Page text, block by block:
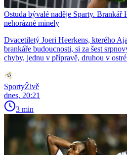
Ostuda bývalé naděje Sparty. Brankář
nehorázné minely
Dvacetiletý Joeri Heerkens, kterého
brankáře budoucnosti, si za šest
chyby, jednu v přípravě, druhou v
SportyŽivě
dnes, 20:21
3 min